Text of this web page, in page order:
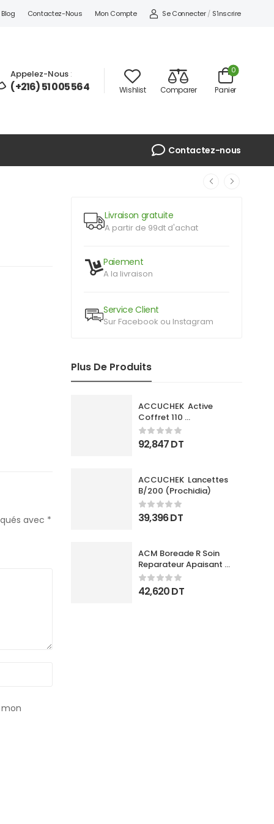
Blog Contactez-Nous Mon Compte Se Connecter / S'inscrire
Appelez-Nous :
(+216) 51 005 564 Wishlist Comparer Panier
0
Contactez-nous
Livraison gratuite
A partir de 99dt d'achat
Paiement
A la livraison
Service Client
Sur Facebook ou Instagram
Plus De Produits
ACCUCHEK  Active
Coffret 110
Bandlettes+Appareil
92,847DT
ACCUCHEK  Lancettes
B/200 (Prochidia)
39,396DT
ACM Boreade R Soin
Reparateur Apaisant
40Ml
42,620DT
avec *